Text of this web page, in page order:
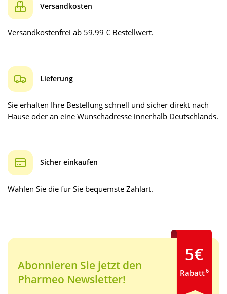
Versandkosten
Versandkostenfrei ab 59.99 € Bestellwert.
Lieferung
Sie erhalten Ihre Bestellung schnell und sicher direkt nach
Hause oder an eine Wunschadresse innerhalb Deutschlands.
Sicher einkaufen
Wählen Sie die für Sie bequemste Zahlart.
Abonnieren Sie jetzt den
Pharmeo Newsletter!
5€
Rabatt6